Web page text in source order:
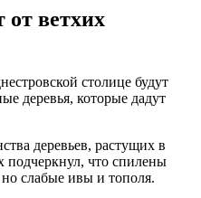
ветхих
столице будут
деревья, которые дадут
деревьев, растущих в
подчеркнул, что спилены
слабые ивы и тополя.